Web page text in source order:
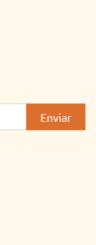
Enviar